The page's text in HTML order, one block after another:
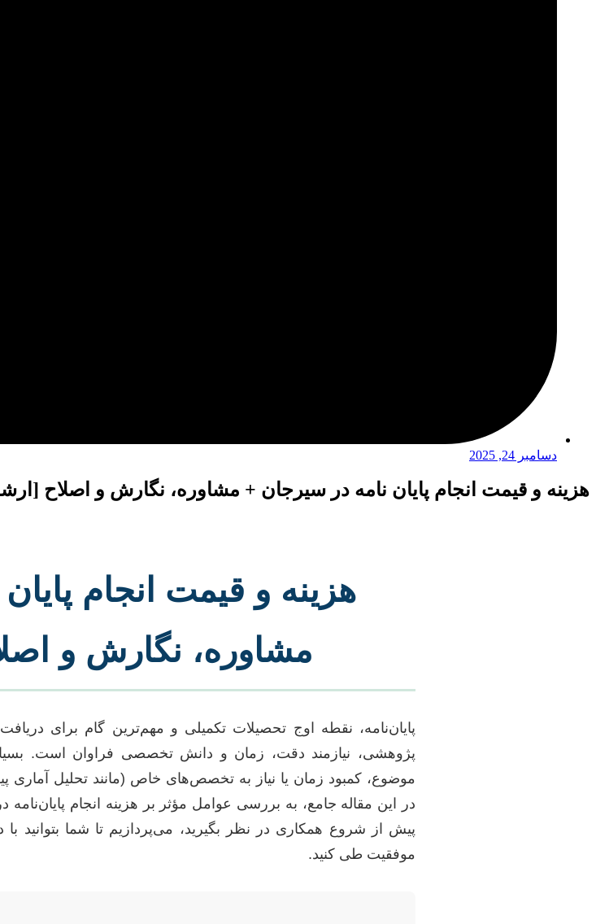
دسامبر 24, 2025
هزینه و قیمت انجام پایان نامه در سیرجان + مشاوره، نگارش و اصلاح
هزینه و قیمت انجام
مشاوره، نگارش و
پایان‌نامه، نقطه اوج تحصیلات تکمیلی و مهم‌ترین گام برای
پژوهشی، نیازمند دقت، زمان و دانش تخصصی فراوان است.
موضوع، کمبود زمان یا نیاز به تخصص‌های خاص (مانند تحلیل آماری
در این مقاله جامع، به بررسی عوامل مؤثر بر هزینه انجام
پیش از شروع همکاری در نظر بگیرید، می‌پردازیم تا شما بتوانید با
موفقیت طی کنید.